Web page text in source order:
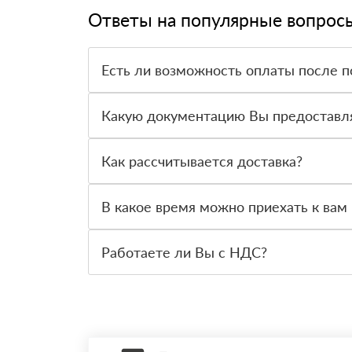
Ответы на популярные
Есть ли возможность оплаты после
вправе от него отказаться.
Какую документацию Вы
Как рассчитывается доставка?
стоимости и сроков доставки, которые
В какое время можно приехать к вам
Работаете ли Вы с НДС?